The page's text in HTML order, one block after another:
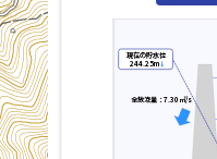
現在の貯水位
244.25m↓
全放流量：7.30㎥/s